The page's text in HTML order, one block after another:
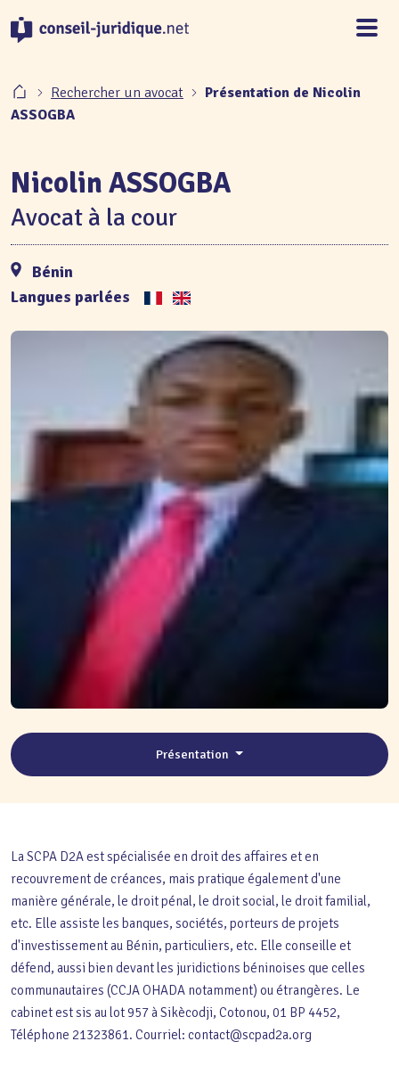
Rechercher un avocat
Présentation de Nicolin
ASSOGBA
Nicolin ASSOGBA
Avocat à la cour
Bénin
Langues parlées
Présentation
La SCPA D2A est spécialisée en droit des affaires et en
recouvrement de créances, mais pratique également d'une
manière générale, le droit pénal, le droit social, le droit familial,
etc. Elle assiste les banques, sociétés, porteurs de projets
d'investissement au Bénin, particuliers, etc. Elle conseille et
défend, aussi bien devant les juridictions béninoises que celles
communautaires (CCJA OHADA notamment) ou étrangères. Le
cabinet est sis au lot 957 à Sikècodji, Cotonou, 01 BP 4452,
Téléphone 21323861. Courriel: contact@scpad2a.org